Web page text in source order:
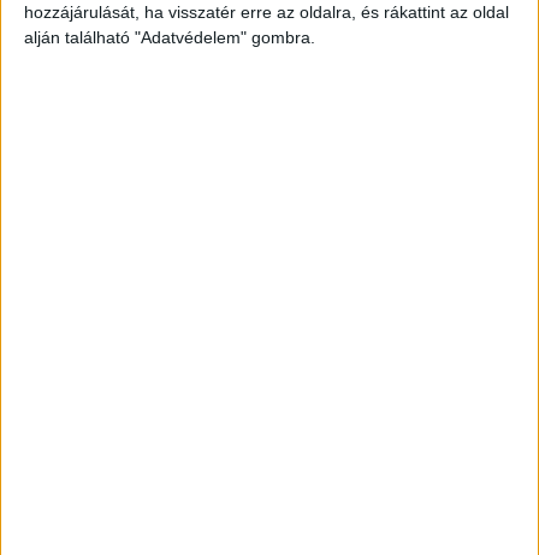
hozzájárulását, ha visszatér erre az oldalra, és rákattint az oldal
alján található "Adatvédelem" gombra.
– emelte ki dr. Vaszari Péter, az EY Stratégiai és
Tranzakciós tanácsadással foglalkozó területének